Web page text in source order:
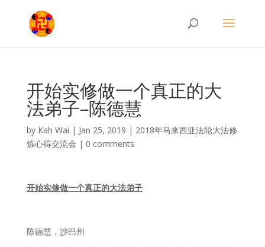
开始实修做一个真正的大
法弟子–陈德慧
by Kah Wai | Jan 25, 2019 | 2018年马来西亚法轮大法修
炼心得交流会 | 0 comments
开始实修做一个真正的大法弟子
陈德慧，沙巴州